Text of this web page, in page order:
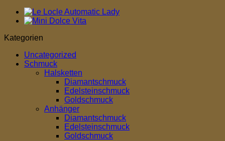
Kategorien
Uncategorized
Schmuck
Halsketten
Diamantschmuck
Edelsteinschmuck
Goldschmuck
Anhänger
Diamantschmuck
Edelsteinschmuck
Goldschmuck